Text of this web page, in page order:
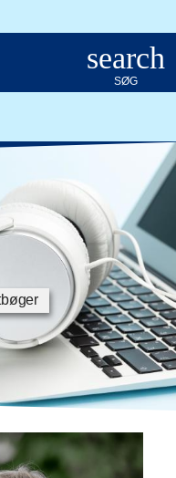
Det Kongelige
search
SØG